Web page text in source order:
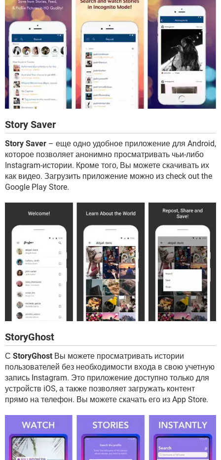
Story Saver
Story Saver – еще одно удобное приложение для Android,
которое позволяет анонимно просматривать чьи-либо
Instagram-истории. Кроме того, Вы можете скачивать их
как видео. Загрузить приложение можно из check out the
Google Play Store.
StoryGhost
С StoryGhost Вы можете просматривать истории
пользователей без необходимости входа в свою учетную
запись Instagram. Это приложение доступно только для
устройств iOS, а также позволяет загружать контент
прямо на телефон. Вы можете скачать его из App Store.